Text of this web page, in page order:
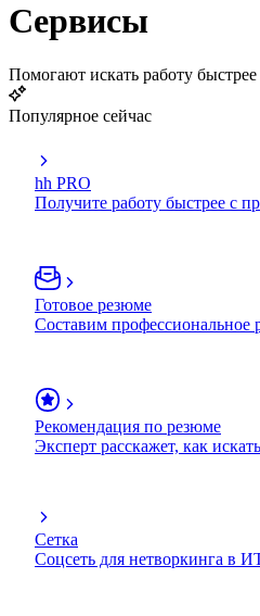
Сервисы
Помогают искать работу
Популярное сейчас
hh PRO
Получите работу быстрее с
Готовое резюме
Составим профессиональное
Рекомендация по резюме
Эксперт расскажет, как
Сетка
Соцсеть для нетворкинга в